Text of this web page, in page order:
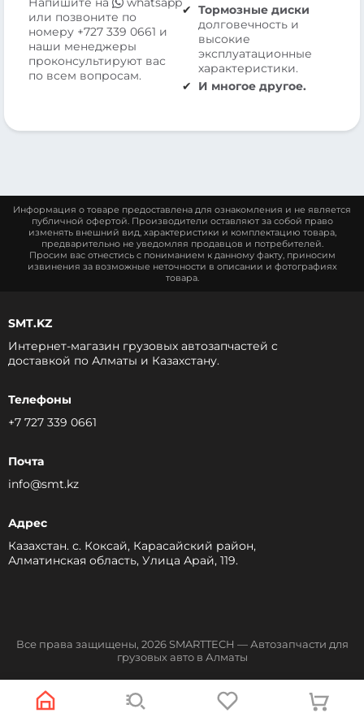
или позвоните по
номеру +727 339 0661 и
наши менеджеры
проконсультируют вас
по всем вопросам.
Тормозные диски
долговечность и
высокие
эксплуатационные
характеристики.
И многое другое.
Информация о товаре предоставлена для ознакомления и не является
публичной офертой. Производители оставляют за собой право
изменять внешний вид, характеристики и комплектацию товара,
предварительно не уведомляя продавцов и потребителей.
Просим вас отнестись с пониманием к данному факту, приносим
извинения за возможные неточности в описании и фотографиях
товара.
SMT.KZ
Интернет-магазин грузовых автозапчастей c
доставкой по Алматы и Казахстану.
Телефоны
+7 727 339 0661
Почта
info@smt.kz
Адрес
Казахстан. с. Коксай, Карасайский район,
Алматинская область, Улица Арай, 119.
Все права защищены, 2026 SMARTTECH — Автозапчасти для
грузовых авто в Алматы